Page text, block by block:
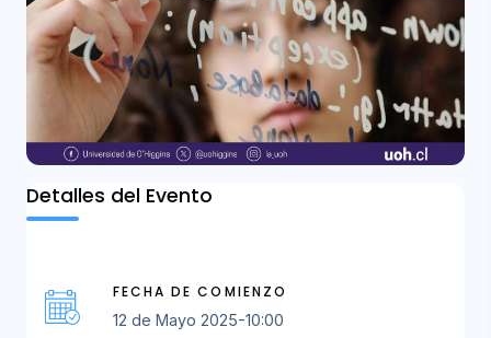
Detalles del Evento
FECHA DE COMIENZO
12 de Mayo 2025-10:00